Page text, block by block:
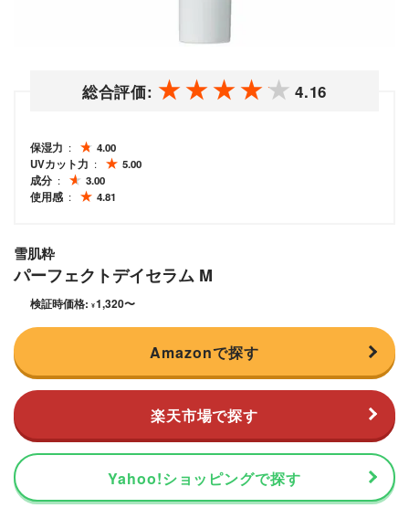
総合評価: 4.16
保湿力
4.00
UVカット力
5.00
成分
3.00
使用感
4.81
雪肌粋
パーフェクトデイセラム M
検証時価格: ¥1,320〜
Amazonで探す
楽天市場で探す
Yahoo!ショッピングで探す